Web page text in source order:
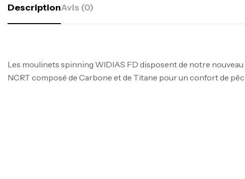
DescriptionAvis (0)
Les moulinets spinning WIDIAS FD disposent de notre
NCRT composé de Carbone et de Titane pour un confort de